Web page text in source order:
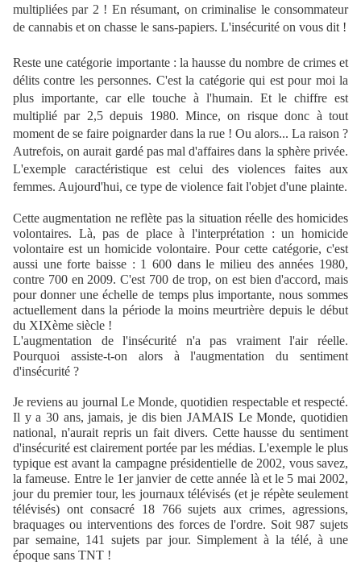
multipliées par 2 ! En résumant, on criminalise le consommateur
de cannabis et on chasse le sans-papiers. L'insécurité on vous dit !
Reste une catégorie importante : la hausse du nombre de crimes et
délits contre les personnes. C'est la catégorie qui est pour moi la
plus importante, car elle touche à l'humain. Et le chiffre est
multiplié par 2,5 depuis 1980. Mince, on risque donc à tout
moment de se faire poignarder dans la rue ! Ou alors... La raison ?
Autrefois, on aurait gardé pas mal d'affaires dans la sphère privée.
L'exemple caractéristique est celui des violences faites aux
femmes. Aujourd'hui, ce type de violence fait l'objet d'une plainte.
Cette augmentation ne reflète pas la situation réelle des homicides
volontaires. Là, pas de place à l'interprétation : un homicide
volontaire est un homicide volontaire. Pour cette catégorie, c'est
aussi une forte baisse : 1 600 dans le milieu des années 1980,
contre 700 en 2009. C'est 700 de trop, on est bien d'accord, mais
pour donner une échelle de temps plus importante, nous sommes
actuellement dans la période la moins meurtrière depuis le début
du XIXème siècle !
L'augmentation de l'insécurité n'a pas vraiment l'air réelle.
Pourquoi assiste-t-on alors à l'augmentation du sentiment
d'insécurité ?
Je reviens au journal Le Monde, quotidien respectable et respecté.
Il y a 30 ans, jamais, je dis bien JAMAIS Le Monde, quotidien
national, n'aurait repris un fait divers. Cette hausse du sentiment
d'insécurité est clairement portée par les médias. L'exemple le plus
typique est avant la campagne présidentielle de 2002, vous savez,
la fameuse. Entre le 1er janvier de cette année là et le 5 mai 2002,
jour du premier tour, les journaux télévisés (et je répète seulement
télévisés) ont consacré 18 766 sujets aux crimes, agressions,
braquages ou interventions des forces de l'ordre. Soit 987 sujets
par semaine, 141 sujets par jour. Simplement à la télé, à une
époque sans TNT !